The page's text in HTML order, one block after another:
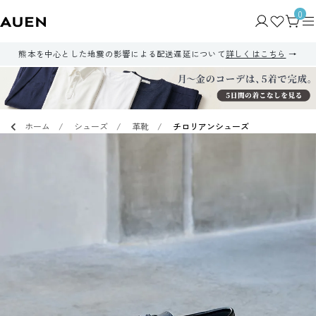
0
熊本を中心とした地震の影響による配送遅延について詳しくはこちら
ホーム シューズ 革靴 チロリアンシューズ